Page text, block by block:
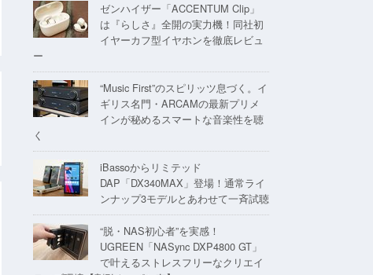
ゼンハイザー「ACCENTUM Clip」
は『らしさ』全開の実力機！同社初
イヤーカフ型イヤホンを徹底レビュ
ー
“Music First”のスピリッツ息づく。イ
ギリス名門・ARCAMの最新プリメ
インが秘めるスマートな音楽性を聴
く
iBassoからリミテッド
DAP「DX340MAX」登場！通常ライ
ンナップ3モデルとあわせて一斉試聴
“脱・NAS初心者”を実感！
UGREEN「NASync DXP4800 GT」
で叶えるストレスフリーなクリエイ